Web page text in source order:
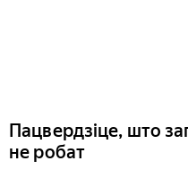
Пацвердзіце, што
не робат